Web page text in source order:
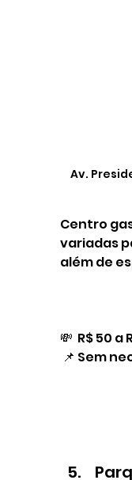
Av.
Centro
variadas
além de
💸  R$ 50
📌 Sem